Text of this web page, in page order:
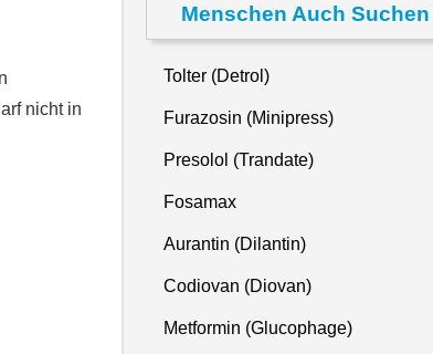
nicht in
Menschen Auch Suchen
Tolter (Detrol)
Furazosin (Minipress)
Presolol (Trandate)
Fosamax
Aurantin (Dilantin)
Codiovan (Diovan)
Metformin (Glucophage)